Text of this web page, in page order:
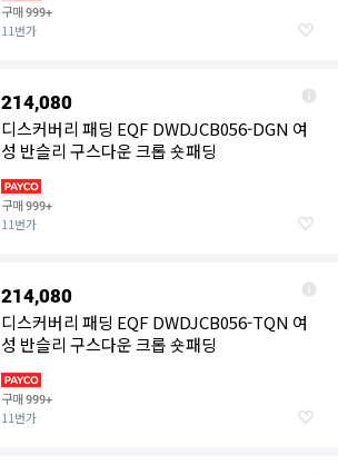
구매999+
11번가
214,080
디스커버리 패딩 EQF DWDJCB056-DGN 여
성 반슬리 구스다운 크롭 숏패딩
구매999+
11번가
214,080
디스커버리 패딩 EQF DWDJCB056-TQN 여
성 반슬리 구스다운 크롭 숏패딩
구매999+
11번가